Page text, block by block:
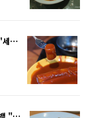
수요미식회 떡볶이 맛집, 광안리 다리집 "세트메뉴 A냐 B냐" 고민